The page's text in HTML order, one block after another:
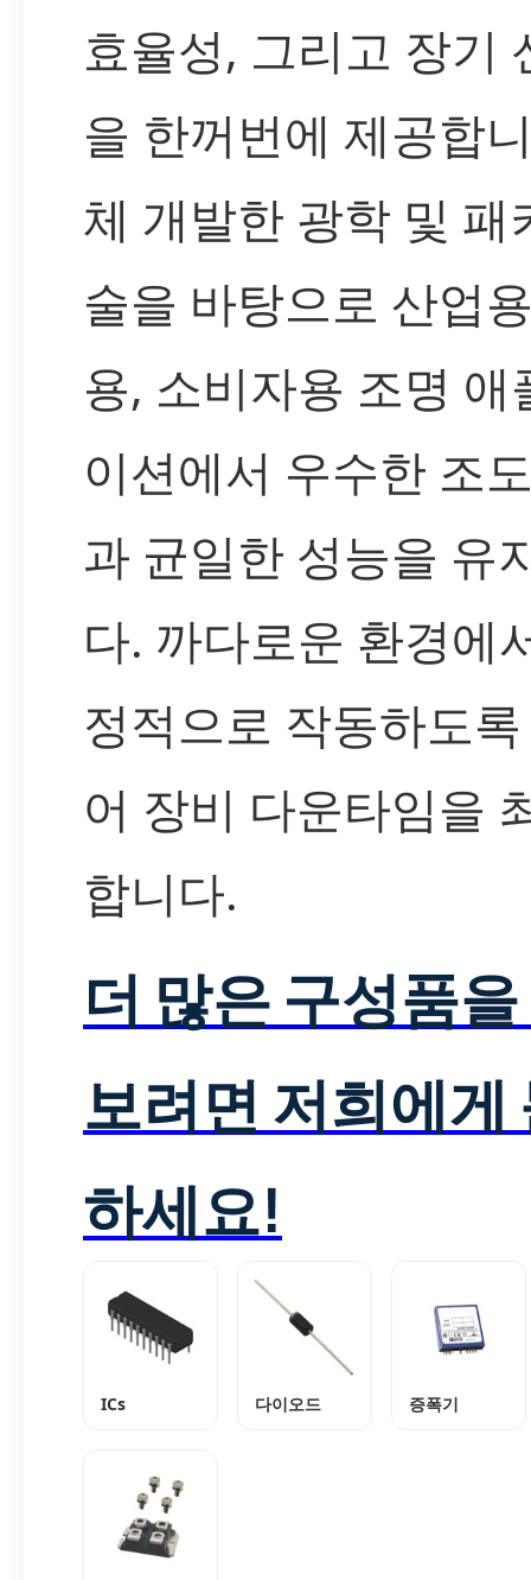
효율성, 그리고 장기
을 한꺼번에 제공합
체 개발한 광학 및 패
술을 바탕으로 산업
용, 소비자용 조명 애
이션에서 우수한 조
과 균일한 성능을 유
다. 까다로운 환경에
정적으로 작동하도
어 장비 다운타임을
합니다.
더 많은 구성품
보려면 저희에게
하세요!
ICs 다이오드 증폭기